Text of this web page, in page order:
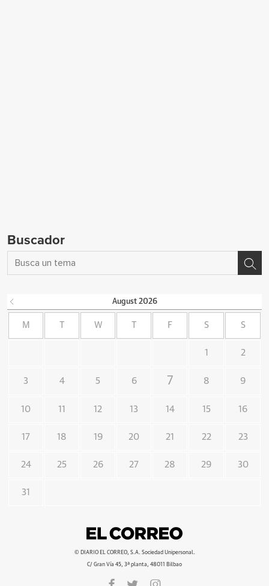
Buscador
August 2026
M W F S S
1 2
3 4 5 6 7 8 9
10 11 12 13 14 15 16
17 18 19 20 21 22 23
24 25 26 27 28 29 30
31
© DIARIO EL CORREO, S.A. Sociedad Unipersonal.
C/ Gran Vía 45, 3ª planta, 48011 Bilbao